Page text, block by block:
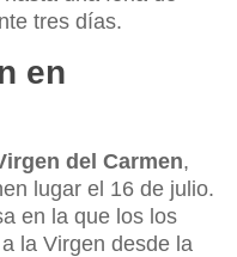
tres días.
en
del Carmen,
lugar el 16 de julio.
en la que los los
la Virgen desde la